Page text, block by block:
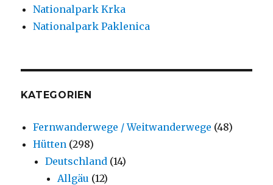
Nationalpark Krka
Nationalpark Paklenica
KATEGORIEN
Fernwanderwege / Weitwanderwege (48)
Hütten (298)
Deutschland (14)
Allgäu (12)